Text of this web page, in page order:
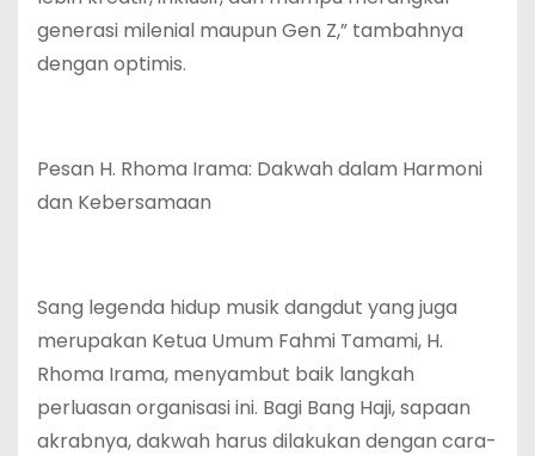
generasi milenial maupun Gen Z,” tambahnya
dengan optimis.
Pesan H. Rhoma Irama: Dakwah dalam Harmoni
dan Kebersamaan
Sang legenda hidup musik dangdut yang juga
merupakan Ketua Umum Fahmi Tamami, H.
Rhoma Irama, menyambut baik langkah
perluasan organisasi ini. Bagi Bang Haji, sapaan
akrabnya, dakwah harus dilakukan dengan cara-